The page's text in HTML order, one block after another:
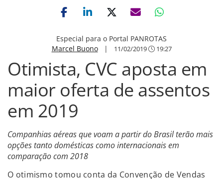
Especial para o Portal PANROTAS
Marcel Buono| 11/02/2019 19:27
Otimista, CVC aposta em
maior oferta de assentos
em 2019
Companhias aéreas que voam a partir do Brasil terão mais
opções tanto domésticas como internacionais em
comparação com 2018
O otimismo tomou conta da Convenção de Vendas